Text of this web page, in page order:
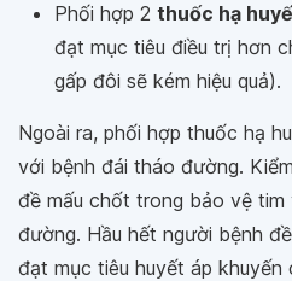
Phối hợp 2 thuốc hạ
đạt mục tiêu điều trị hơn
gấp đôi sẽ kém hiệu quả).
Ngoài ra, phối hợp thuốc hạ
với bệnh đái tháo đường.
đề mấu chốt trong bảo vệ tim
đường. Hầu hết người bệnh
đạt mục tiêu huyết áp khuyến